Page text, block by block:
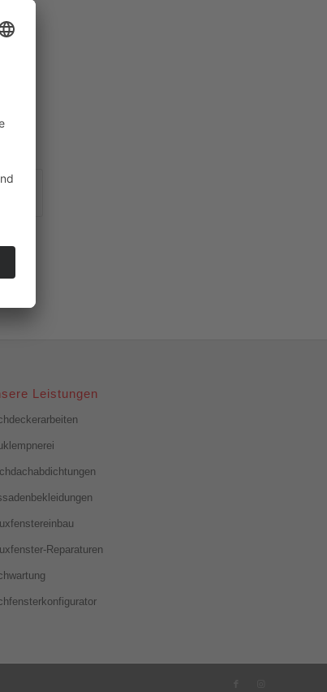
Leistungen
Reparaturen